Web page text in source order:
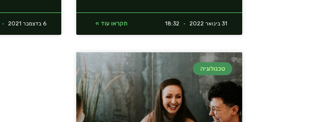
תקראו עוד » 31 בינואר 2022 6 בדצמבר 2021
טכנולוגיה